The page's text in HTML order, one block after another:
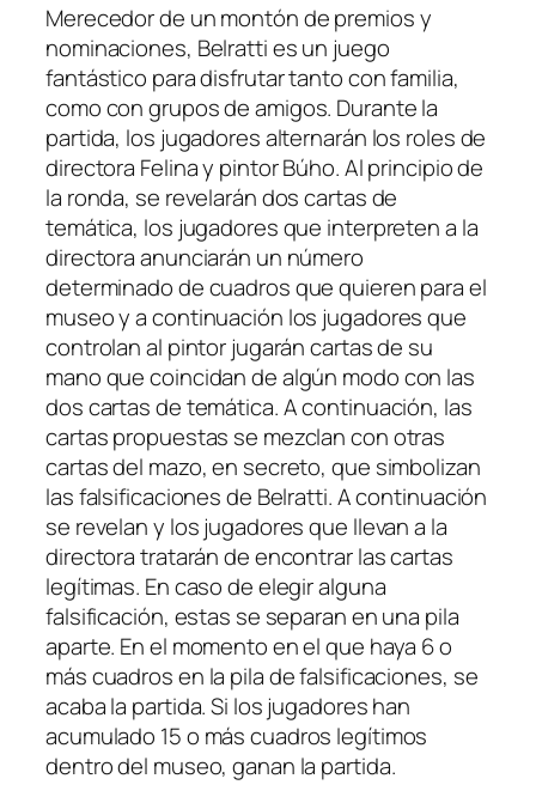
Merecedor de un montón de premios y
nominaciones, Belratti es un juego
fantástico para disfrutar tanto con familia,
como con grupos de amigos. Durante la
partida, los jugadores alternarán los roles de
directora Felina y pintor Búho. Al principio de
la ronda, se revelarán dos cartas de
temática, los jugadores que interpreten a la
directora anunciarán un número
determinado de cuadros que quieren para el
museo y a continuación los jugadores que
controlan al pintor jugarán cartas de su
mano que coincidan de algún modo con las
dos cartas de temática. A continuación, las
cartas propuestas se mezclan con otras
cartas del mazo, en secreto, que simbolizan
las falsificaciones de Belratti. A continuación
se revelan y los jugadores que llevan a la
directora tratarán de encontrar las cartas
legítimas. En caso de elegir alguna
falsificación, estas se separan en una pila
aparte. En el momento en el que haya 6 o
más cuadros en la pila de falsificaciones, se
acaba la partida. Si los jugadores han
acumulado 15 o más cuadros legítimos
dentro del museo, ganan la partida.